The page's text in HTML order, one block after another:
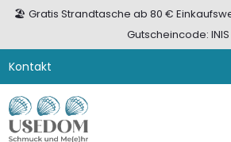
🏖️ Gratis Strandtasche ab 80 €
Gutscheincode: INIS
Kontakt